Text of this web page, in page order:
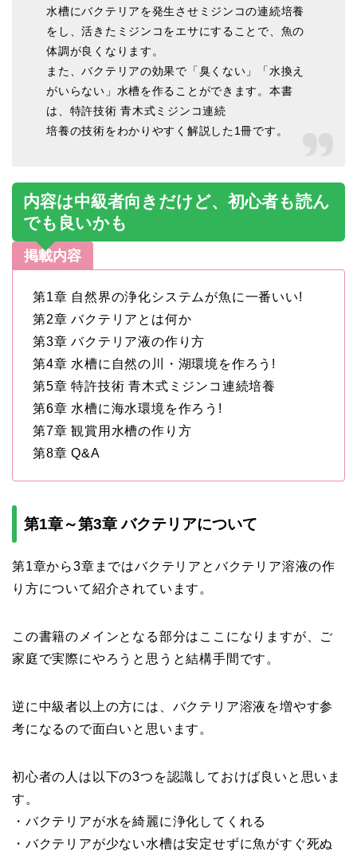
水槽にバクテリアを発生させミジンコの連続培養
をし、活きたミジンコをエサにすることで、魚の
体調が良くなります。
また、バクテリアの効果で「臭くない」「水換え
がいらない」水槽を作ることができます。本書
は、特許技術 青木式ミジンコ連続
培養の技術をわかりやすく解説した1冊です。
内容は中級者向きだけど、初心者も読ん
でも良いかも
掲載内容
第1章 自然界の浄化システムが魚に一番いい!
第2章 バクテリアとは何か
第3章 バクテリア液の作り方
第4章 水槽に自然の川・湖環境を作ろう!
第5章 特許技術 青木式ミジンコ連続培養
第6章 水槽に海水環境を作ろう!
第7章 観賞用水槽の作り方
第8章 Q&A
第1章～第3章 バクテリアについて
第1章から3章まではバクテリアとバクテリア溶液の作
り方について紹介されています。
この書籍のメインとなる部分はここになりますが、ご
家庭で実際にやろうと思うと結構手間です。
逆に中級者以上の方には、バクテリア溶液を増やす参
考になるので面白いと思います。
初心者の人は以下の3つを認識しておけば良いと思いま
す。
・バクテリアが水を綺麗に浄化してくれる
・バクテリアが少ない水槽は安定せずに魚がすぐ死ぬ